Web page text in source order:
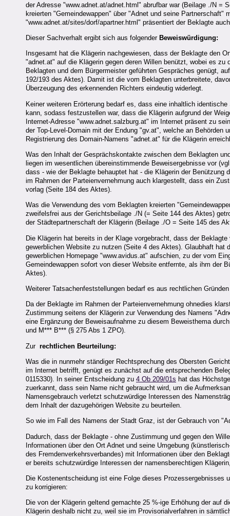
der Adresse "www.adnet.at/adnet.html" abrufbar war (Beilage ./N =
kreierten "Gemeindewappen" über "Adnet und seine Partnerschaft"
"www.adnet.at/sites/dorf/apartner.html" präsentiert der Beklagte
Dieser Sachverhalt ergibt sich aus folgender Beweiswürdigung:
Insgesamt hat die Klägerin nachgewiesen, dass der Beklagte den
"adnet.at" auf die Klägerin gegen deren Willen benützt, wobei es
Beklagten und dem Bürgermeister geführten Gespräches genügt,
192/193 des Aktes). Damit ist die vom Beklagten unterbreitete,
Überzeugung des erkennenden Richters eindeutig widerlegt.
Keiner weiteren Erörterung bedarf es, dass eine inhaltlich
kann, sodass festzustellen war, dass die Klägerin aufgrund der
Internet-Adresse "www.adnet.salzburg.at" im Internet präsent zu
der Top-Level-Domain mit der Endung "gv.at", welche an Behörden
Registrierung des Domain-Namens "adnet.at" für die Klägerin
Was den Inhalt der Gesprächskontakte zwischen dem Beklagten
liegen im wesentlichen übereinstimmende Beweisergebnisse vor
dass - wie der Beklagte behauptet hat - die Klägerin der
im Rahmen der Parteienvernehmung auch klargestellt, dass ein
vorlag (Seite 184 des Aktes).
Was die Verwendung des vom Beklagten kreierten
zweifelsfrei aus der Gerichtsbeilage ./N (= Seite 144 des Aktes)
der Städtepartnerschaft der Klägerin (Beilage ./O = Seite 145 des
Die Klägerin hat bereits in der Klage vorgebracht, dass der
gewerblichen Website zu nutzen (Seite 4 des Aktes). Glaubhaft
gewerblichen Homepage "www.avidus.at" aufschien, zu der vom
Gemeindewappen sofort von dieser Website entfernte, als ihm der
Aktes).
Weiterer Tatsachenfeststellungen bedarf es aus rechtlichen
Da der Beklagte im Rahmen der Parteienvernehmung ohnedies
Zustimmung seitens der Klägerin zur Verwendung des Namens
eine Ergänzung der Beweisaufnahme zu diesem Beweisthema
und M*** B*** (§ 275 Abs 1 ZPO).
Zur rechtlichen Beurteilung:
Was die in nunmehr ständiger Rechtsprechung des Obersten
im Internet betrifft, genügt es zunächst auf die entsprechenden
0115330). In seiner Entscheidung zu 4 Ob 209/01s hat das
zuerkannt, dass sein Name nicht gebraucht wird, um die
Namensgebrauch verletzt schutzwürdige Interessen des
dem Inhalt der dazugehörigen Website zu beurteilen.
So wie im Fall des Namens der Stadt Graz, ist der Gebrauch von
Dadurch, dass der Beklagte - ohne Zustimmung und gegen den
Informationen über den Ort Adnet und seine Umgebung
des Fremdenverkehrsverbandes) mit Informationen über den
er bereits schutzwürdige Interessen der namensberechtigen
Die Kostenentscheidung ist eine Folge dieses Prozessergebnisses
zu korrigieren:
Die von der Klägerin geltend gemachte 25 %-ige Erhöhung der auf
Klägerin deshalb nicht zu, weil sie im Provisorialverfahren in